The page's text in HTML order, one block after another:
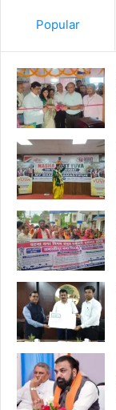
Popular